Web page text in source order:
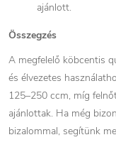
ajánlott.
Összegzés
A megfelelő köbcentis
és élvezetes
125–250 ccm, míg
ajánlottak. Ha még
bizalommal, segítünk